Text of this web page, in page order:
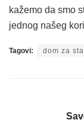
kažemo da smo
jednog našeg
Tagovi: dom za